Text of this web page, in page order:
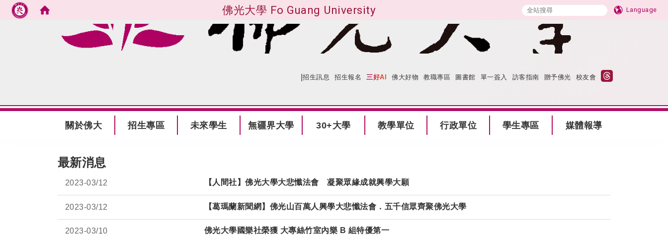
佛光大學 Fo Guang University Language
跳到主要內容
|招生訊息 招生報名 三好AI 佛大好物 教職專區 圖書館 單一簽入 訪客指南 贈予佛光 校友會
關於佛大 招生專區 未來學生 無疆界大學 30+大學 教學單位 行政單位 學生專區 媒體報導
最新消息
2023-03/12 【人間社】佛光大學大悲懺法會 凝聚眾緣成就興學大願
2023-03/12 【葛瑪蘭新聞網】佛光山百萬人興學大悲懺法會．五千信眾齊聚佛光大學
2023-03/10 佛光大學國樂社榮獲 大專絲竹室內樂 B 組特優第一